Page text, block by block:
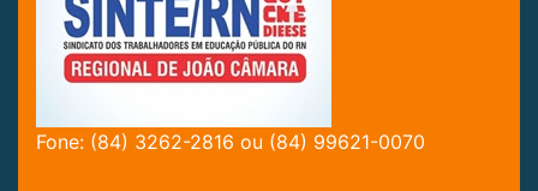
Fone: (84) 3262-2816 ou (84) 99621-0070